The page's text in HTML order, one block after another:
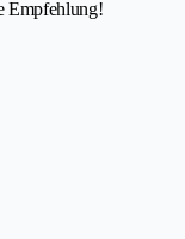
Empfehlung!